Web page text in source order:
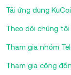
Tải ứng dụng
Theo dõi chúng
Tham gia nhóm
Tham gia cộng